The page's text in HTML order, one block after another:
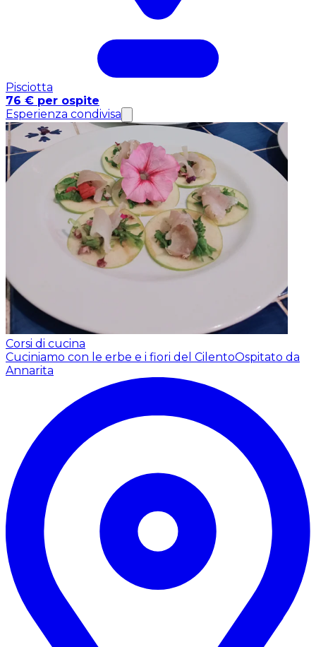
Pisciotta
76 € per ospite
Esperienza condivisa
Corsi di cucina
Cuciniamo con le erbe e i fiori del CilentoOspitato da
Annarita